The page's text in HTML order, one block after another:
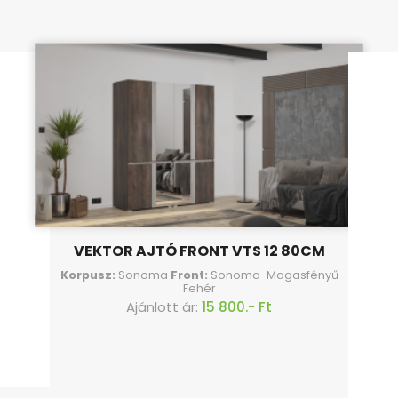
VEKTOR AJTÓ FRONT VTS 12 80CM
Korpusz: Sonoma Front: Sonoma-Magasfényű
Fehér
Ajánlott ár: 15 800.- Ft